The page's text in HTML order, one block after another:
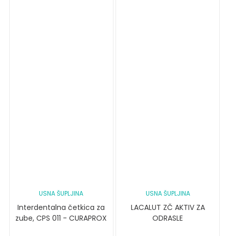
USNA ŠUPLJINA
Interdentalna četkica za
zube, CPS 011 - CURAPROX
USNA ŠUPLJINA
LACALUT ZČ AKTIV ZA
ODRASLE